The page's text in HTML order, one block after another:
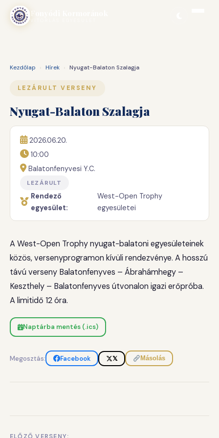
Ugrás
Kezdőlap Hírek Nyugat-Balaton Szalagja
LEZÁRULT VERSENY
Nyugat-Balaton Szalagja
2026.06.20.
10:00
Balatonfenyvesi Y.C.
LEZÁRULT
Rendező
egyesület:
West-Open Trophy
egyesületei
A West-Open Trophy nyugat-balatoni egyesületeinek
közös, versenyprogramon kívüli rendezvénye. A hosszú
távú verseny Balatonfenyves – Ábrahámhegy –
Keszthely – Balatonfenyves útvonalon igazi erőpróba.
A limitidő 12 óra.
Naptárba mentés (.ics)
Megosztás: Facebook 𝕏 Másolás